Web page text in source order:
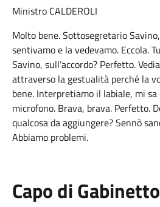
Ministro CALDEROLI
Molto bene. Sottosegretario
sentivamo e la vedevamo. Eccola.
Savino, sull’accordo? Perfetto.
attraverso la gestualità perché la
bene. Interpretiamo il labiale, mi
microfono. Brava, brava. Perfetto.
qualcosa da aggiungere? Sennò
Abbiamo problemi.
Capo di